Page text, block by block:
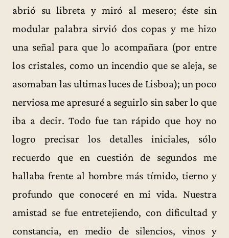
abrió su libreta y miró al mesero; éste sin
modular palabra sirvió dos copas y me hizo
una señal para que lo acompañara (por entre
los cristales, como un incendio que se aleja, se
asomaban las ultimas luces de Lisboa); un poco
nerviosa me apresuré a seguirlo sin saber lo que
iba a decir. Todo fue tan rápido que hoy no
logro precisar los detalles iniciales, sólo
recuerdo que en cuestión de segundos me
hallaba frente al hombre más tímido, tierno y
profundo que conoceré en mi vida. Nuestra
amistad se fue entretejiendo, con dificultad y
constancia, en medio de silencios, vinos y